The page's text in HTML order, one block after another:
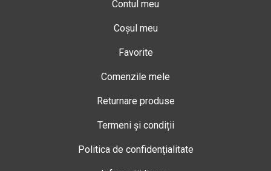
Contul meu
Coșul meu
Favorite
Comenzile mele
Returnare produse
Termeni și condiții
Politica de confidențialitate